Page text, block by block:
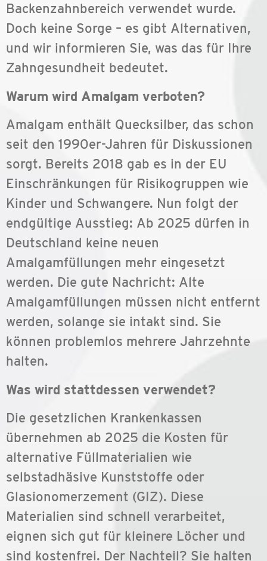
Backenzahnbereich verwendet wurde.
Doch keine Sorge – es gibt Alternativen,
und wir informieren Sie, was das für Ihre
Zahngesundheit bedeutet.
Warum wird Amalgam verboten?
Amalgam enthält Quecksilber, das schon
seit den 1990er-Jahren für Diskussionen
sorgt. Bereits 2018 gab es in der EU
Einschränkungen für Risikogruppen wie
Kinder und Schwangere. Nun folgt der
endgültige Ausstieg: Ab 2025 dürfen in
Deutschland keine neuen
Amalgamfüllungen mehr eingesetzt
werden. Die gute Nachricht: Alte
Amalgamfüllungen müssen nicht entfernt
werden, solange sie intakt sind. Sie
können problemlos mehrere Jahrzehnte
halten.
Was wird stattdessen verwendet?
Die gesetzlichen Krankenkassen
übernehmen ab 2025 die Kosten für
alternative Füllmaterialien wie
selbstadhäsive Kunststoffe oder
Glasionomerzement (GIZ). Diese
Materialien sind schnell verarbeitet,
eignen sich gut für kleinere Löcher und
sind kostenfrei. Der Nachteil? Sie halten